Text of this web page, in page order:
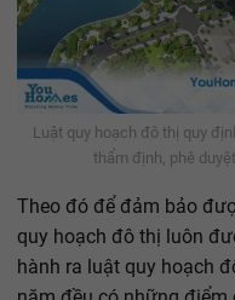
Luật quy hoạch đô thị quy
thẩm định, phê
Theo đó để đảm bảo
quy hoạch đô thị luôn
hành ra luật quy hoạch